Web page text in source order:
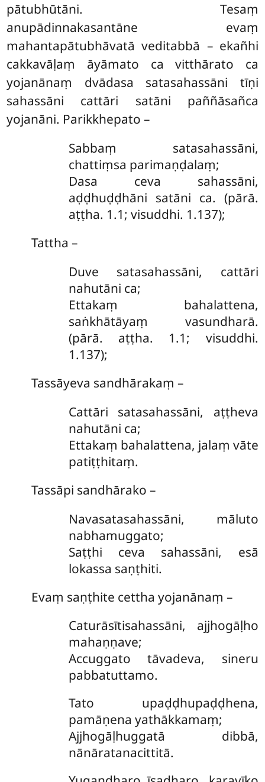
pātubhūtāni. Tesaṃ
anupādinnakasantāne evaṃ
mahantapātubhāvatā veditabbā – ekañhi
cakkavāḷaṃ āyāmato ca vitthārato ca
yojanānaṃ dvādasa satasahassāni tīṇi
sahassāni cattāri satāni paññāsañca
yojanāni. Parikkhepato –
Sabbaṃ satasahassāni,
chattiṃsa parimaṇḍalaṃ;
Dasa ceva sahassāni,
aḍḍhuḍḍhāni satāni ca. (pārā.
aṭṭha. 1.1; visuddhi. 1.137);
Tattha –
Duve satasahassāni, cattāri
nahutāni ca;
Ettakaṃ bahalattena,
saṅkhātāyaṃ vasundharā.
(pārā. aṭṭha. 1.1; visuddhi.
1.137);
Tassāyeva sandhārakaṃ –
Cattāri satasahassāni, aṭṭheva
nahutāni ca;
Ettakaṃ bahalattena, jalaṃ vāte
patiṭṭhitaṃ.
Tassāpi sandhārako –
Navasatasahassāni, māluto
nabhamuggato;
Saṭṭhi ceva sahassāni, esā
lokassa saṇṭhiti.
Evaṃ saṇṭhite cettha yojanānaṃ –
Caturāsītisahassāni, ajjhogāḷho
mahaṇṇave;
Accuggato tāvadeva, sineru
pabbatuttamo.
Tato upaḍḍhupaḍḍhena,
pamāṇena yathākkamaṃ;
Ajjhogāḷhuggatā dibbā,
nānāratanacittitā.